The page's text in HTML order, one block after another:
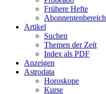
Frühere Hefte
Abonnentenbereich
Artikel
Suchen
Themen der Zeit
Index als PDF
Anzeigen
Astrodata
Horoskope
Kurse